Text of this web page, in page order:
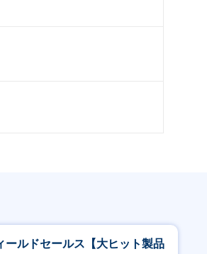
ールドセールス【大ヒット製品